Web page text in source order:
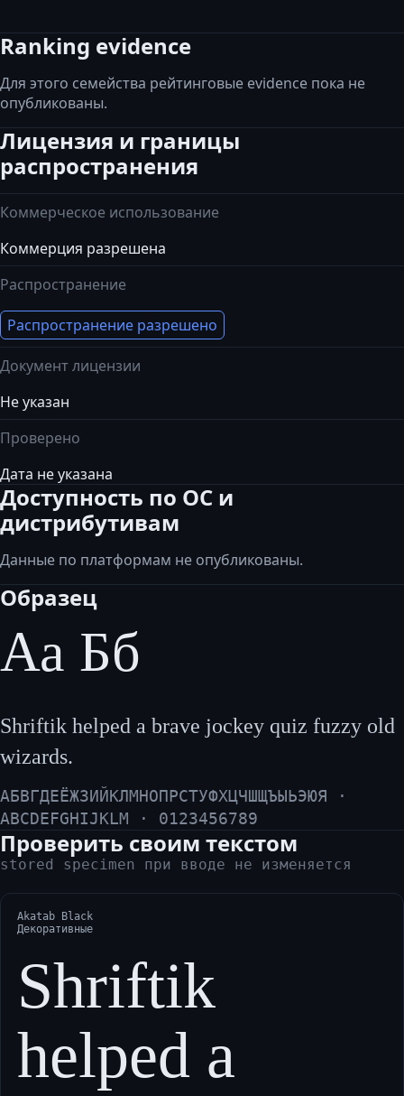
Ranking evidence
Для этого семейства рейтинговые evidence пока не
опубликованы.
Лицензия и границы
распространения
Коммерческое использование
Коммерция разрешена
Распространение
Распространение разрешено
Документ лицензии
Не указан
Проверено
Дата не указана
Доступность по ОС и
дистрибутивам
Данные по платформам не опубликованы.
Образец
Аа Бб
Shriftik helped a brave jockey quiz fuzzy old
wizards.
АБВГДЕЁЖЗИЙКЛМНОПРСТУФХЦЧШЩЪЫЬЭЮЯ ·
ABCDEFGHIJKLM · 0123456789
Проверить своим текстом
stored specimen при вводе не изменяется
Akatab Black
Декоративные
Shriftik
helped a